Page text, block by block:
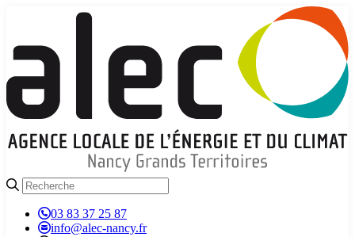
03 83 37 25 87
info@alec-nancy.fr